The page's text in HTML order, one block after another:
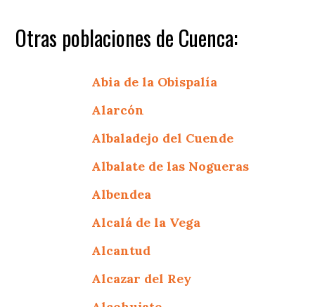
Otras poblaciones de Cuenca:
Abia de la Obispalía
Alarcón
Albaladejo del Cuende
Albalate de las Nogueras
Albendea
Alcalá de la Vega
Alcantud
Alcazar del Rey